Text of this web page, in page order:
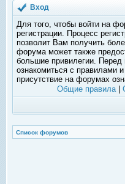
Вход
Для того, чтобы войти на
регистрации. Процесс
позволит Вам получить
форума может также
большие привилегии.
ознакомиться с правилами
присутствие на форумах
Общие правила|
Список форумов